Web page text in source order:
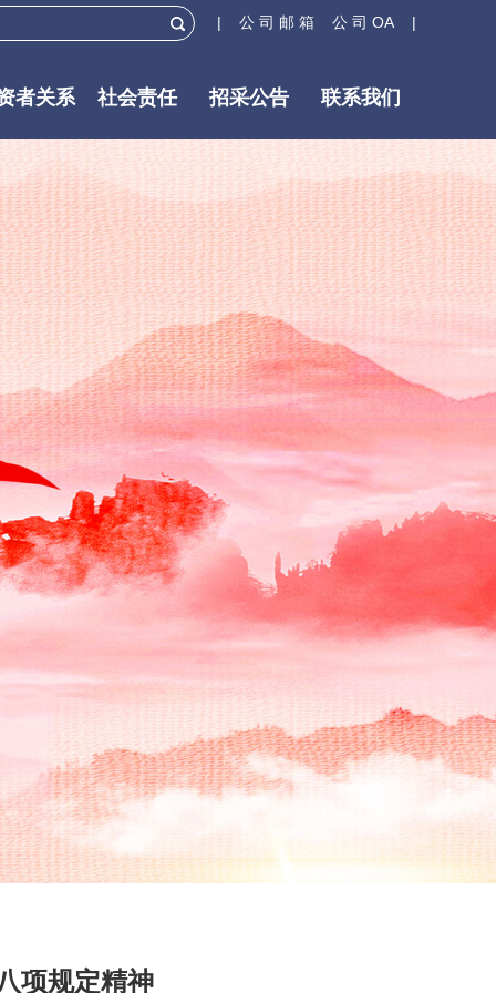
公 司 OA |
| 公 司 邮 箱
者关系 社会责任 招采公告 联系我们
项规定精神